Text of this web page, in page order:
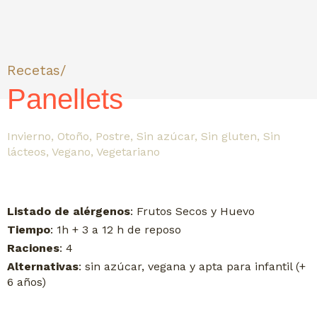
Recetas/
Panellets
Invierno, Otoño, Postre, Sin azúcar, Sin gluten, Sin
lácteos, Vegano, Vegetariano
Listado de alérgenos: Frutos Secos y Huevo
Tiempo: 1h + 3 a 12 h de reposo
Raciones: 4
Alternativas: sin azúcar, vegana y apta para infantil (+
6 años)